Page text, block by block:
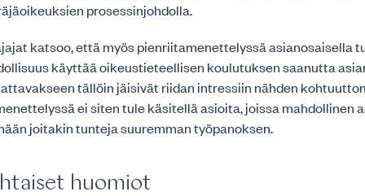
prosessinjohdolla.
katsoo, että myös pienriitamenettelyssä asianosaisella
käyttää oikeustieteellisen koulutuksen saanutta
tällöin jäisivät riidan intressiin nähden
ei siten tule käsitellä asioita, joissa mahdollinen
joitakin tunteja suuremman työpanoksen.
huomiot